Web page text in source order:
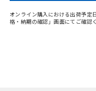
オンライン購入における出荷予定
格・納期の確認」画面にてご確認